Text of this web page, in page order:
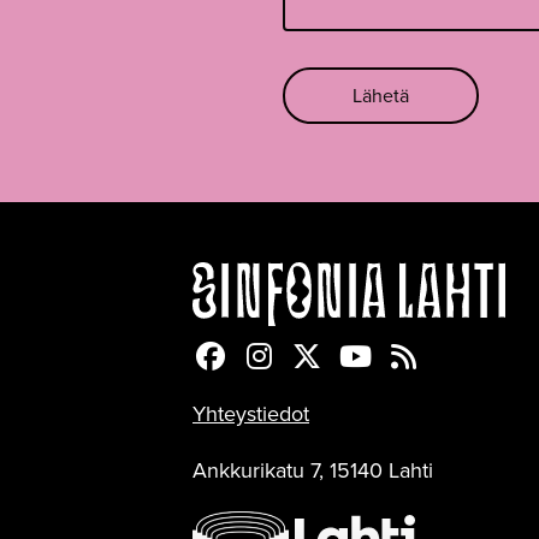
Lähetä
Sinfonia Lahti Facebookissa
Sinfonia Lahti
Sinfonia Lahti
Sinfonia Lahti
Sinfonia
Yhteystiedot
Ankkurikatu 7, 15140 Lahti